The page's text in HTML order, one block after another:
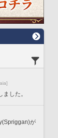
ました。
が